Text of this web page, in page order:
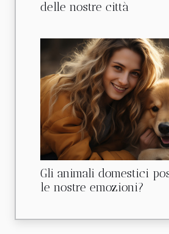
delle nostre città
Gli animali domestici
le nostre emozioni?